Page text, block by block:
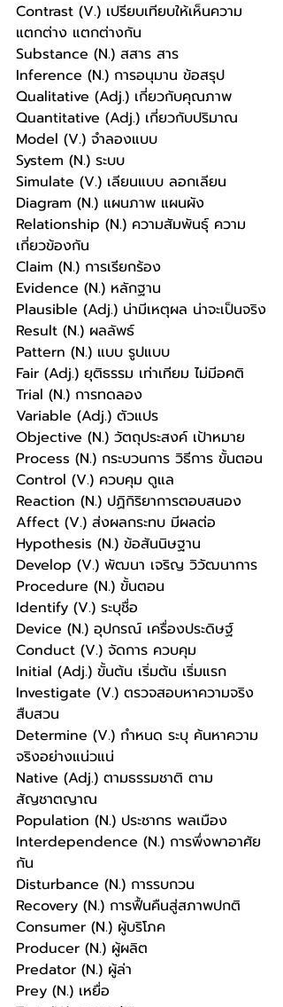
Contrast (V.) เปรียบเทียบให้เห็นความ
แตกต่าง แตกต่างกัน
Substance (N.) สสาร สาร
Inference (N.) การอนุมาน ข้อสรุป
Qualitative (Adj.) เกี่ยวกับคุณภาพ
Quantitative (Adj.) เกี่ยวกับปริมาณ
Model (V.) จำลองแบบ
System (N.) ระบบ
Simulate (V.) เลียนแบบ ลอกเลียน
Diagram (N.) แผนภาพ แผนผัง
Relationship (N.) ความสัมพันธุ์ ความ
เกี่ยวข้องกัน
Claim (N.) การเรียกร้อง
Evidence (N.) หลักฐาน
Plausible (Adj.) น่ามีเหตุผล น่าจะเป็นจริง
Result (N.) ผลลัพธ์
Pattern (N.) แบบ รูปแบบ
Fair (Adj.) ยุติธรรม เท่าเทียม ไม่มีอคติ
Trial (N.) การทดลอง
Variable (Adj.) ตัวแปร
Objective (N.) วัตถุประสงค์ เป้าหมาย
Process (N.) กระบวนการ วิธีการ ขั้นตอน
Control (V.) ควบคุม ดูแล
Reaction (N.) ปฏิกิริยาการตอบสนอง
Affect (V.) ส่งผลกระทบ มีผลต่อ
Hypothesis (N.) ข้อสันนิษฐาน
Develop (V.) พัฒนา เจริญ วิวัฒนาการ
Procedure (N.) ขั้นตอน
Identify (V.) ระบุชื่อ
Device (N.) อุปกรณ์ เครื่องประดิษฐ์
Conduct (V.) จัดการ ควบคุม
Initial (Adj.) ขั้นต้น เริ่มต้น เริ่มแรก
Investigate (V.) ตรวจสอบหาความจริง
สืบสวน
Determine (V.) กำหนด ระบุ ค้นหาความ
จริงอย่างแน่วแน่
Native (Adj.) ตามธรรมชาติ ตาม
สัญชาตญาณ
Population (N.) ประชากร พลเมือง
Interdependence (N.) การพึ่งพาอาศัย
กัน
Disturbance (N.) การรบกวน
Recovery (N.) การฟื้นคืนสู่สภาพปกติ
Consumer (N.) ผู้บริโภค
Producer (N.) ผู้ผลิต
Predator (N.) ผู้ล่า
Prey (N.) เหยื่อ